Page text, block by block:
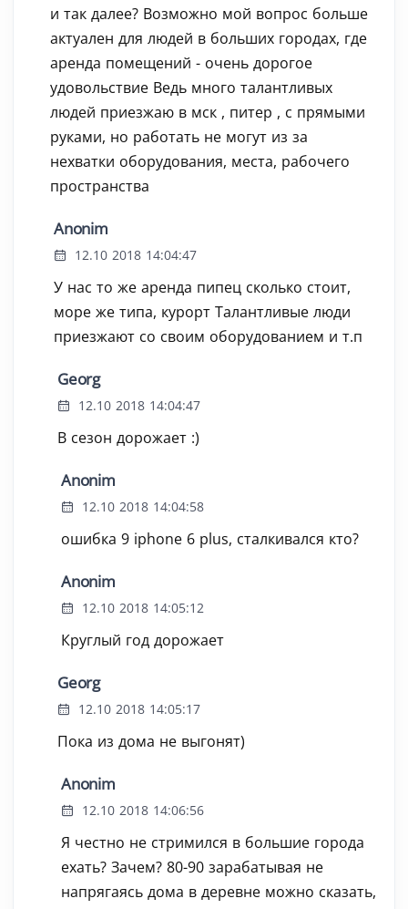
и так далее? Возможно мой вопрос больше
актуален для людей в больших городах, где
аренда помещений - очень дорогое
удовольствие Ведь много талантливых
людей приезжаю в мск , питер , с прямыми
руками, но работать не могут из за
нехватки оборудования, места, рабочего
пространства
Anonim
12.10 2018 14:04:47
У нас то же аренда пипец сколько стоит,
море же типа, курорт Талантливые люди
приезжают со своим оборудованием и т.п
Georg
12.10 2018 14:04:47
В сезон дорожает :)
Anonim
12.10 2018 14:04:58
ошибка 9 iphone 6 plus, сталкивался кто?
Anonim
12.10 2018 14:05:12
Круглый год дорожает
Georg
12.10 2018 14:05:17
Пока из дома не выгонят)
Anonim
12.10 2018 14:06:56
Я честно не стримился в большие города
ехать? Зачем? 80-90 зарабатывая не
напрягаясь дома в деревне можно сказать,